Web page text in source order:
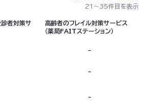
21〜35件目を表示
者対策サ
高齢者のフレイル対策サービス
（薬局FAITステーション）
-
-
-